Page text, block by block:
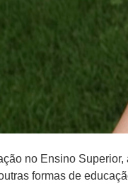
no Ensino
formas de